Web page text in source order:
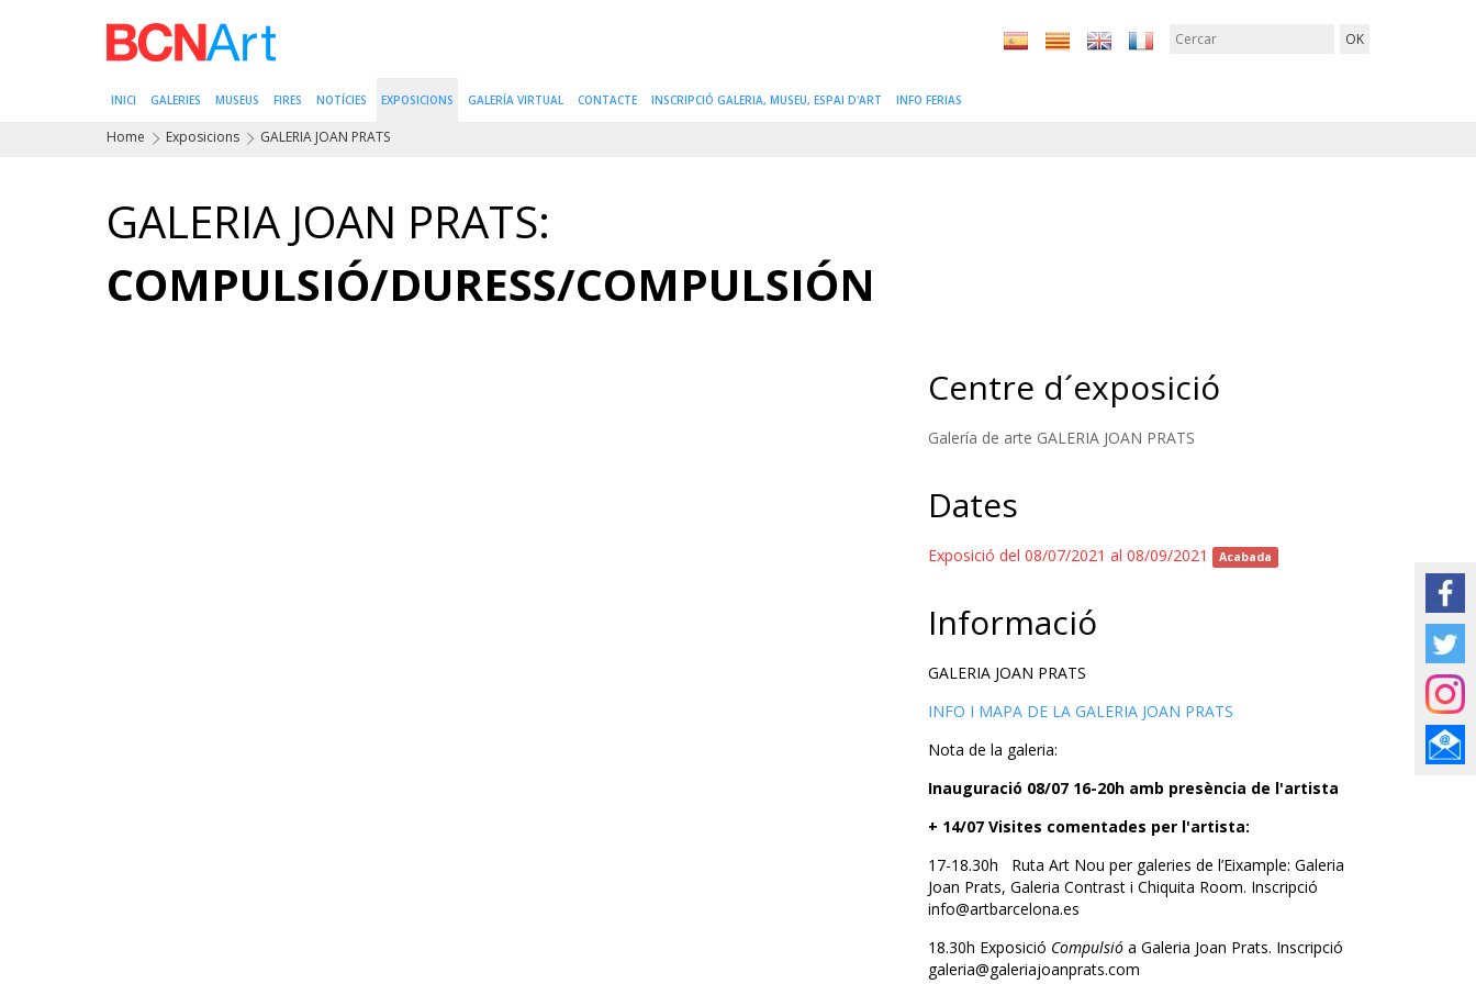
INICI GALERIES MUSEUS FIRES NOTÍCIES EXPOSICIONS GALERÍA VIRTUAL CONTACTE INSCRIPCIÓ GALERIA, MUSEU, ESPAI D'ART INFO FERIAS
Home Exposicions GALERIA JOAN PRATS
GALERIA JOAN PRATS:
COMPULSIÓ/DURESS/COMPULSIÓN
Centre d´exposició
Galería de arte GALERIA JOAN PRATS
Dates
Exposició del 08/07/2021 al 08/09/2021 Acabada
Informació
GALERIA JOAN PRATS
INFO I MAPA DE LA GALERIA JOAN PRATS
Nota de la galeria:
Inauguració 08/07 16-20h amb presència de l'artista
+ 14/07 Visites comentades per l'artista:
17-18.30h Ruta Art Nou per galeries de l’Eixample: Galeria
Joan Prats, Galeria Contrast i Chiquita Room. Inscripció
info@artbarcelona.es
18.30h Exposició Compulsióa Galeria Joan Prats. Inscripció
galeria@galeriajoanprats.com